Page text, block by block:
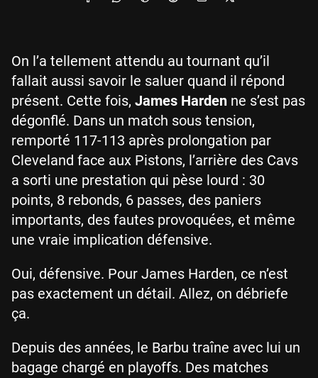
On l’a tellement attendu au tournant qu’il
fallait aussi savoir le saluer quand il répond
présent. Cette fois, James Harden ne s’est pas
dégonflé. Dans un match sous tension,
remporté 117-113 après prolongation par
Cleveland face aux Pistons, l’arrière des Cavs
a sorti une prestation qui pèse lourd : 30
points, 8 rebonds, 6 passes, des paniers
importants, des fautes provoquées, et même
une vraie implication défensive.
Oui, défensive. Pour James Harden, ce n’est
pas exactement un détail. Allez, on débriefe
ça.
Depuis des années, le Barbu traîne avec lui un
bagage chargé en playoffs. Des matches